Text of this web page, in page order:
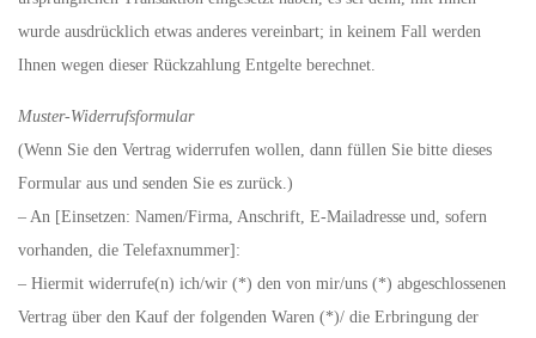
wurde ausdrücklich etwas anderes vereinbart; in keinem Fall werden
Ihnen wegen dieser Rückzahlung Entgelte berechnet.
Muster-Widerrufsformular
(Wenn Sie den Vertrag widerrufen wollen, dann füllen Sie bitte dieses
Formular aus und senden Sie es zurück.)
– An [Einsetzen: Namen/Firma, Anschrift, E-Mailadresse und, sofern
vorhanden, die Telefaxnummer]:
– Hiermit widerrufe(n) ich/wir (*) den von mir/uns (*) abgeschlossenen
Vertrag über den Kauf der folgenden Waren (*)/ die Erbringung der